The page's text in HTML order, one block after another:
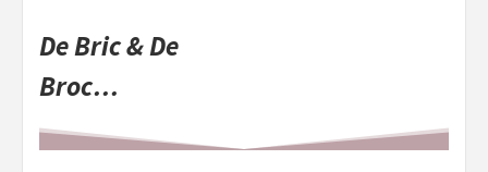
De Bric & De
Broc…